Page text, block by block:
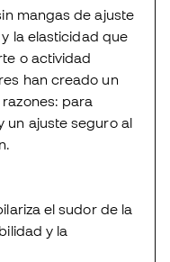
mangas de ajuste
la elasticidad que
o actividad
han creado un
para
un ajuste seguro al
el sudor de la
y la